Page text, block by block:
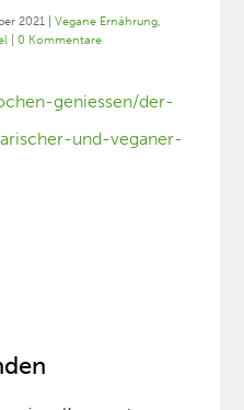
2021 |Vegane Ernährung,
|0 Kommentare
geniessen/der-
und-veganer-